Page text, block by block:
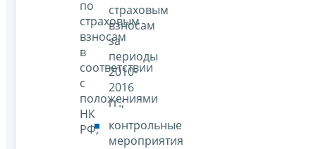
по
страховым
взносам
в
соответствии
с
положениями
НК
РФ;
страховым
взносам
за
периоды
2010-
2016
гг.;
контрольные
мероприятия